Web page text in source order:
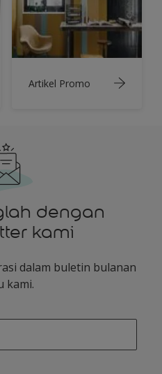
Artikel Promo
dengan
kami
dalam buletin bulanan
kami.